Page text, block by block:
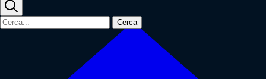
Cerca